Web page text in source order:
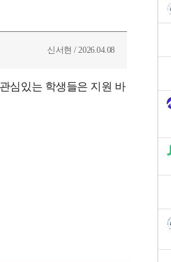
신서현 / 2026.04.08
심있는 학생들은 지원 바